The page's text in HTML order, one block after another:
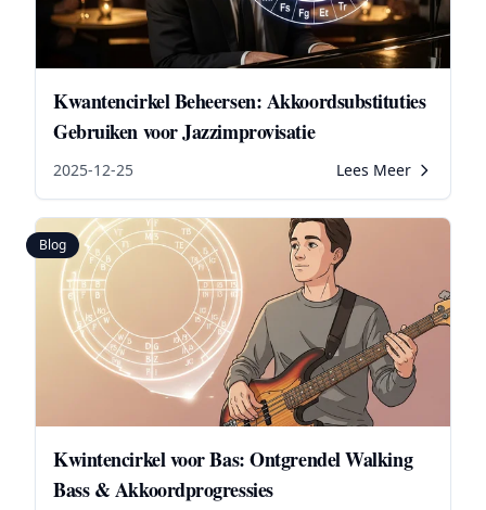
Kwantencirkel Beheersen: Akkoordsubstituties
Gebruiken voor Jazzimprovisatie
2025-12-25 Lees Meer
Blog
Kwintencirkel voor Bas: Ontgrendel Walking
Bass & Akkoordprogressies